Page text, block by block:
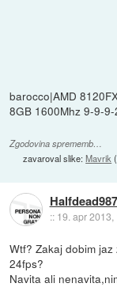
barocco|AMD
8GB 1600Mhz 9-9-
Zgodovina sprememb…
zavaroval slike:Mavrik (
Halfdead987
:: 19. apr 2013,
Wtf? Zakaj dobim
24fps?
Navita ali